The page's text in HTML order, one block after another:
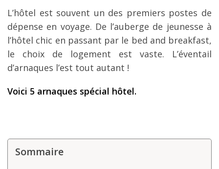
Assurance voyage !
LA carte bancaire
voyage !
Louer une voiture !
Mes guides voyage
L’hôtel est souvent un des premiers postes de
dépense en voyage. De l’auberge de jeunesse à
l’hôtel chic en passant par le bed and breakfast,
le choix de logement est vaste. L’éventail
d’arnaques l’est tout autant !
Voici 5 arnaques spécial hôtel.
Sommaire